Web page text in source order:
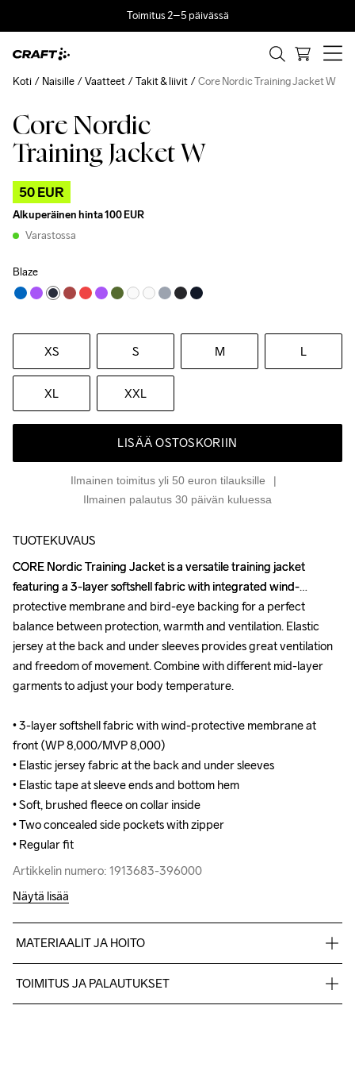
Toimitus 2–5 päivässä
Core Nordic
Training Jacket W
50 EUR
Alkuperäinen hinta100 EUR
Varastossa
Blaze
XS S M L
XL XXL
LISÄÄ OSTOSKORIIN
Ilmainen toimitus yli 50 euron tilauksille
Ilmainen palautus 30 päivän kuluessa
Koti Naisille Vaatteet Takit & liivit Core Nordic Training Jacket W
Outlet
TUOTEKUVAUS
CORE Nordic Training Jacket is a versatile training jacket
featuring a 3-layer softshell fabric with integrated wind-
protective membrane and bird-eye backing for a perfect
balance between protection, warmth and ventilation. Elastic
jersey at the back and under sleeves provides great ventilation
and freedom of movement. Combine with different mid-layer
garments to adjust your body temperature.
• 3-layer softshell fabric with wind-protective membrane at
front (WP 8,000/MVP 8,000)
• Elastic jersey fabric at the back and under sleeves
• Elastic tape at sleeve ends and bottom hem
• Soft, brushed fleece on collar inside
• Two concealed side pockets with zipper
• Regular fit
Artikkelin numero: 1913683-396000
CORE Nordic Training Jacket is a versatile training jacket
featuring a 3-layer softshell fabric with integrated wind-
protective membrane and bird-eye backing for a perfect
balance between protection, warmth and ventilation. Elastic
jersey at the back and under sleeves provides great ventilation
and freedom of movement. Combine with different mid-layer
garments to adjust your body temperature.
• 3-layer softshell fabric with wind-protective membrane at
front (WP 8,000/MVP 8,000)
• Elastic jersey fabric at the back and under sleeves
• Elastic tape at sleeve ends and bottom hem
• Soft, brushed fleece on collar inside
• Two concealed side pockets with zipper
• Regular fit
Artikkelin numero: 1913683-396000
Näytä lisää
MATERIAALIT JA HOITO
Face
TOIMITUS JA PALAUTUKSET